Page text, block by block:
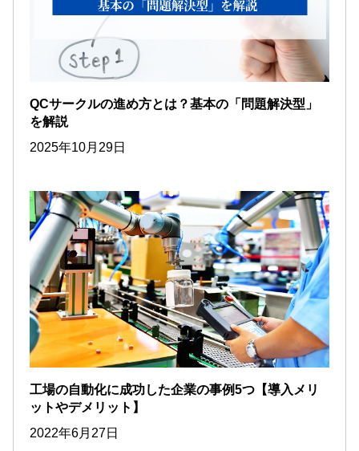
QCサークルの進め方とは？基本の「問題解決型」
を解説
2025年10月29日
工場の自動化に成功した企業の事例5つ【導入メリ
ットやデメリット】
2022年6月27日